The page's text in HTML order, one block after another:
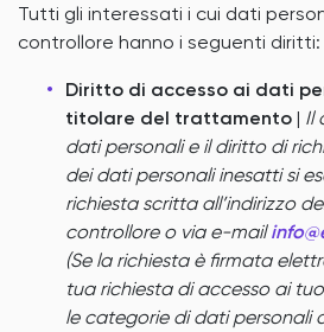
Tutti gli interessati i cui dati
controllore hanno i seguenti diritti:
Diritto di accesso ai dati
titolare del trattamento | Il
dati personali e il diritto di
dei dati personali inesatti si
richiesta scritta all’indirizzo
controllore o via e-mail
(Se la richiesta è firmata
tua richiesta di accesso ai
le categorie di dati personali